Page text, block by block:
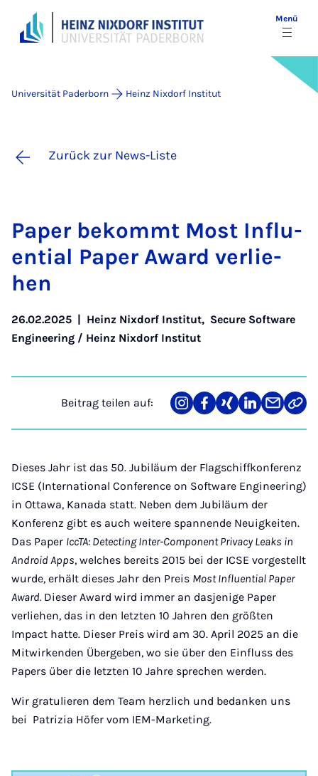
Menü
Universität Paderborn Heinz Nixdorf Institut
Zurück zur News-Liste
Pa­per be­kommt Most In­flu­
enti­al Pa­per Award ver­lie­
hen
26.02.2025 | Heinz Nixdorf Institut, Secure Software
Engineering / Heinz Nixdorf Institut
Beitrag teilen auf:
Teilen
auf
Teilen
auf
Teilen
auf
Teilen
auf
Teilen
über
Mail
Link
Dieses Jahr ist das 50. Jubiläum der Flagschiffkonferenz
ICSE (International Conference on Software Engineering)
in Ottawa, Kanada statt. Neben dem Jubiläum der
Konferenz gibt es auch weitere spannende Neuigkeiten.
Das Paper IccTA: Detecting Inter-Component Privacy Leaks in
Android Apps, welches bereits 2015 bei der ICSE vorgestellt
wurde, erhält dieses Jahr den Preis Most Influential Paper
Award. Dieser Award wird immer an dasjenige Paper
verliehen, das in den letzten 10 Jahren den größten
Impact hatte. Dieser Preis wird am 30. April 2025 an die
Mitwirkenden Übergeben, wo sie über den Einfluss des
Papers über die letzten 10 Jahre sprechen werden.
Wir gratulieren dem Team herzlich und bedanken uns
bei Patrizia Höfer vom IEM-Marketing.